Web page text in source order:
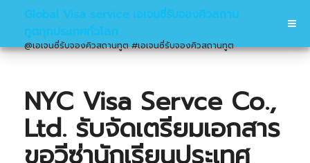
Global Visa service เอเจนซี่รับจองคิวสถาน
ทูตทุกประเทศทั่วโลก
@เอเจนซี่รับจองคิวสถานทูต #เอเจนซี่รับจองคิวสถานทูต
NYC Visa Servce Co.,
Ltd. รับจัดเตรียมเอกสาร
ขอวีซ่านักเรียนประเทศ